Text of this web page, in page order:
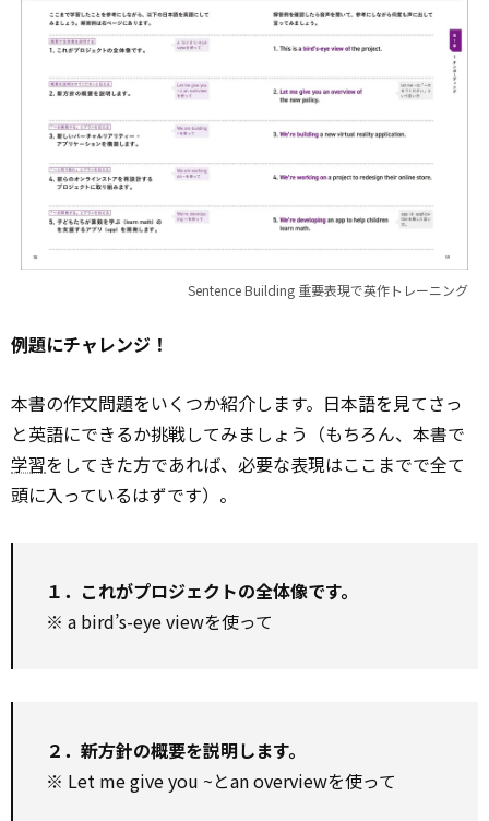
Sentence Building 重要表現で英作トレーニング
例題にチャレンジ！
本書の作文問題をいくつか紹介します。日本語を見てさっ
と英語にできるか挑戦してみましょう（もちろん、本書で
学習をしてきた方であれば、必要な表現はここまでで全て
頭に入っているはずです）。
１．これがプロジェクトの全体像です。
※ a bird’s-eye viewを使って
２．新方針の概要を説明します。
※ Let me give you ~とan overviewを使って